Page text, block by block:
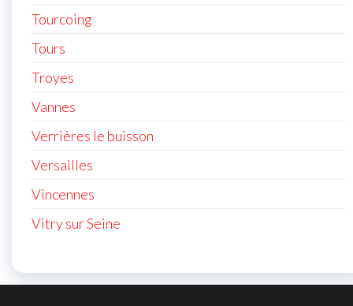
Tourcoing
Tours
Troyes
Vannes
Verrières le buisson
Versailles
Vincennes
Vitry sur Seine